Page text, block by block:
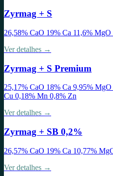
Zyrmag + S
26,58% CaO 19% Ca 11,6%
Ver detalhes →
Zyrmag + S Premium
25,17% CaO 18% Ca 9,95%
Cu 0,18% Mn 0,8% Zn
Ver detalhes →
Zyrmag + SB 0,2%
26,57% CaO 19% Ca 10,77%
Ver detalhes →